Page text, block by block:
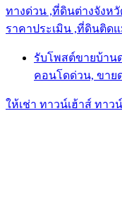
ทางด่วน ,ที่ดินต่างจังห
ราคาประเมิน ,ที่ดินติด
รับโพสต์ขายบ้าน
คอนโดด่วน, ขาย
ให้เช่า ทาวน์เฮ้าส์ ทาว